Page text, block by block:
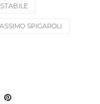
SPIGAROLI